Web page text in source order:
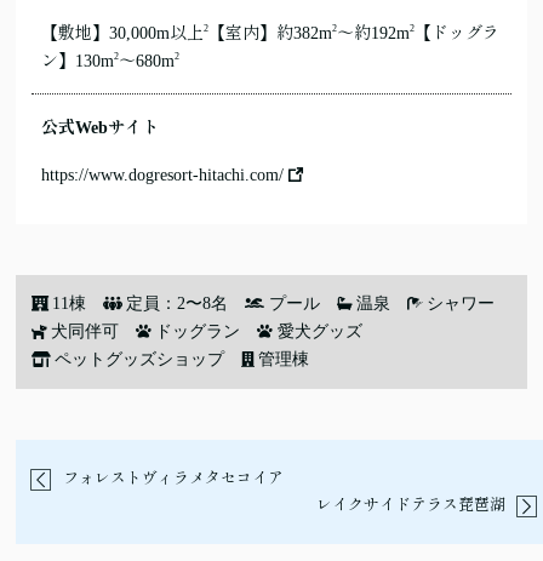
【敷地】30,000m以上 2【室内】約382m2〜約192m2【ドッグラ
ン】130m2〜680m2
公式Webサイト
https://www.dogresort-hitachi.com/
11棟 定員：2〜8名 プール 温泉
シャワー
犬同伴可
ドッグラン
愛犬グッズ
ペットグッズショップ
管理棟
フォレストヴィラメタセコイア
レイクサイドテラス琵琶湖